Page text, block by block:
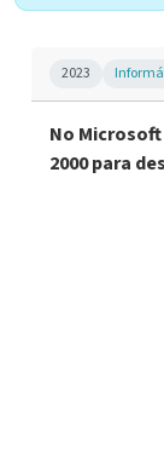
2023
No
2000 para